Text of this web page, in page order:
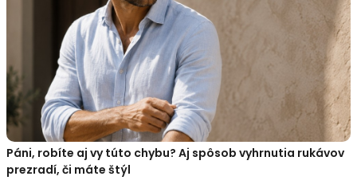
Páni, robíte aj vy túto chybu? Aj spôsob vyhrnutia rukávov
prezradí, či máte štýl